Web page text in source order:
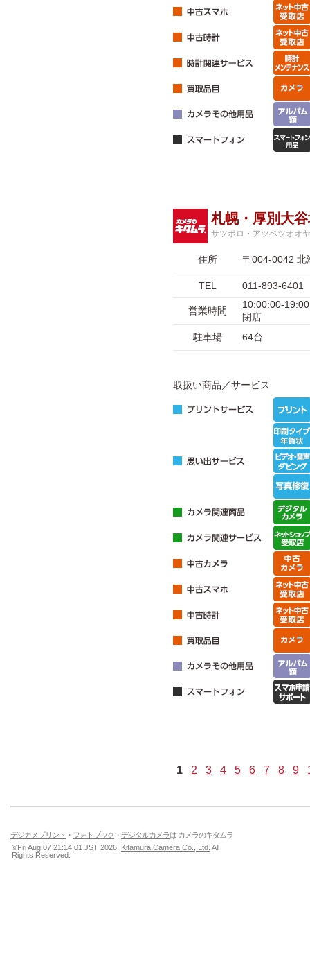
札幌・厚別大
サツポロ・アツベツオオ
住所 〒004-0042 北
TEL 011-893-6401
営業時間
10:00:00-
閉店
駐車場
64台
取扱い商品／サービス
1 2 3 4 5 6 7 8 9
デジカメプリント ・ フォトブック ・ デジタルカメラは カメラのキタムラ
©Fri Aug 07 21:14:01 JST 2026, Kitamura Camera Co., Ltd. All
Rights Reserved.